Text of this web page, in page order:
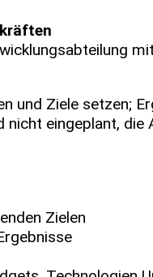
und Ziele setzen;
eingeplant, die
Zielen